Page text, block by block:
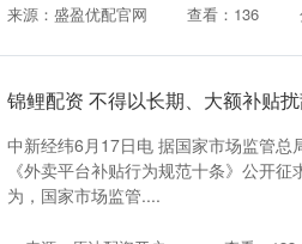
来源：盛盈优配官网 查看：136
中新经纬6月17日电 据国家市场监管
《外卖平台补贴行为规范十条》公开
为，国家市场监管....